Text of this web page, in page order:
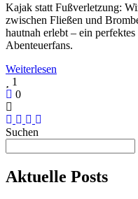
Kajak statt Fußverletzung:
zwischen Fließen und
hautnah erlebt – ein
Abenteuerfans.
Weiterlesen
1
0
Suchen
Aktuelle Posts